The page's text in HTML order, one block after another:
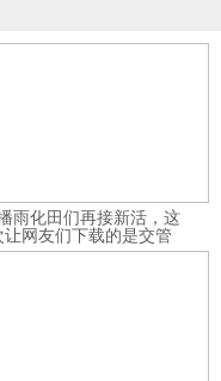
雨化田们再接新活，这
让网友们下载的是交管
12123APP